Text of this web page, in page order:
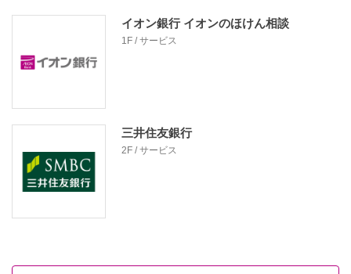
イオン銀行 イオンのほけん相談
1F / サービス
三井住友銀行
2F / サービス